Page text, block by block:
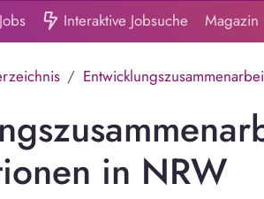
Jobs Interaktive Jobsuche Magazin
in NRW